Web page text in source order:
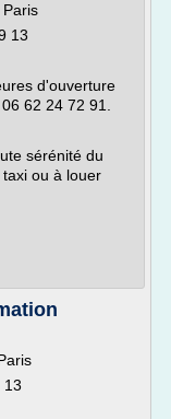
13
d'ouverture
62 24 72 91.
sérénité du
ou à louer
13